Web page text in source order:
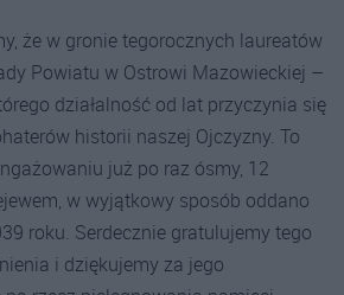
że w gronie tegorocznych laureatów
Powiatu w Ostrowi Mazowieckiej –
działalność od lat przyczynia się
historii naszej Ojczyzny. To
już po raz ósmy, 12
w wyjątkowy sposób oddano
roku. Serdecznie gratulujemy tego
i dziękujemy za jego